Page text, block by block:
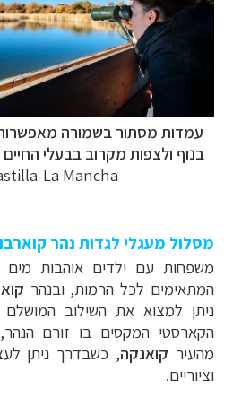
עמדות מסתור בשמורה
בנוף ולצפות מקרוב בבעלי החיים
La Mancha)
מסלול מעגלי לגדות נהר קוארבו
משפחות עם ילדים אוהבות מים
המתאימים לכל הרמות, ובנהר
ניתן למצוא את השילוב המושלם
מהעיר קואנקה, כשבדרך ניתן
וציוריים.